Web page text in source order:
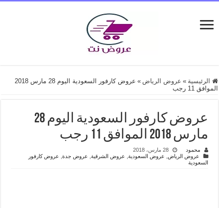
الرئيسية » عروض الرياض »
عروض كارفور السعودية اليوم 28 مارس 2018
الموافق 11 رجب
عروض كارفور السعودية اليوم 28
مارس 2018 الموافق 11 رجب
محمود
28 مارس، 2018
عروض الرياض, عروض السعودية, عروض الشرقية, عروض جدة, عروض كارفور
السعودية